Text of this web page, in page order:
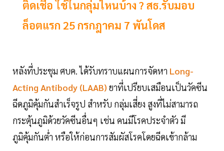
ติดเชื้อ ใช้ในกลุ่มไหนบ้าง ? สธ.รับมอบ
ล็อตแรก 25 กรกฎาคม 7 พันโดส
หลังที่ประชุม ศบค. ได้รับทราบแผนการจัดหา Long-
Acting Antibody (LAAB) ยาที่เปรียบเสมือนเป็นวัคซีน
ฉีดภูมิคุ้มกันสำเร็จรูป สำหรับ กลุ่มเสี่ยง สูงที่ไม่สามารถ
กระตุ้นภูมิด้วยวัคซีนอื่นๆ เช่น คนมีโรคประจำตัว มี
ภูมิคุ้มกันต่ำ หรือให้ก่อนการสัมผัสโรคโดยฉีดเข้ากล้าม